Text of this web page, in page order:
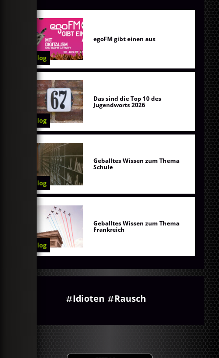
Blog
egoFM gibt einen aus
Blog
Das sind die Top 10 des
Jugendworts 2026
Blog
Geballtes Wissen zum Thema
Schule
Blog
Geballtes Wissen zum Thema
Frankreich
Idioten Rausch